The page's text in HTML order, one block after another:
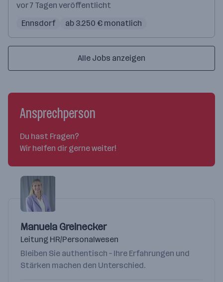
vor 7 Tagen veröffentlicht
Ennsdorf
ab 3.250 € monatlich
Alle Jobs anzeigen
Ansprechperson
Du hast Fragen?
Wir helfen dir gerne weiter!
Manuela Greinecker
Leitung HR/Personalwesen
Bleiben Sie authentisch – Ihre Erfahrungen und
Stärken machen den Unterschied.